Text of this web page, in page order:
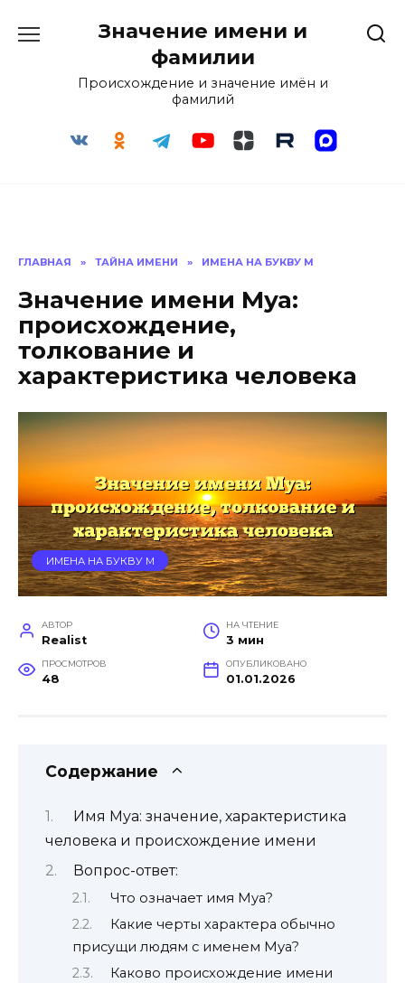
Значение имени и
фамилии
Происхождение и значение имён и
фамилий
ГЛАВНАЯ » ТАЙНА ИМЕНИ » ИМЕНА НА БУКВУ М
Значение имени Муа:
происхождение,
толкование и
характеристика человека
ИМЕНА НА БУКВУ М
АВТОР
Realist
НА ЧТЕНИЕ
3 мин
ПРОСМОТРОВ
48
ОПУБЛИКОВАНО
01.01.2026
Содержание
Имя Муа: значение, характеристика
человека и происхождение имени
Вопрос-ответ:
Что означает имя Муа?
Какие черты характера обычно
присущи людям с именем Муа?
Каково происхождение имени